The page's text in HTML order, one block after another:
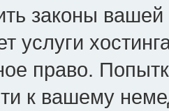
законы
услуги
право.
к вашему